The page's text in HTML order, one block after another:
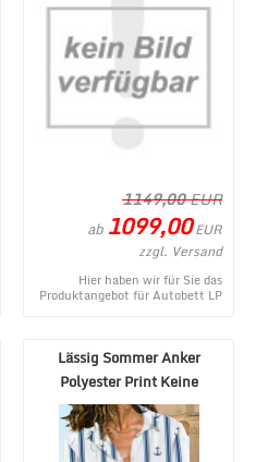
1149,00EUR
ab 1099,00EUR
zzgl. Versand
Hier haben wir für Sie das
Produktangebot für Autobett LP
Lässig Sommer Anker
Polyester Print Keine
Elastizität Regelmäßig ...